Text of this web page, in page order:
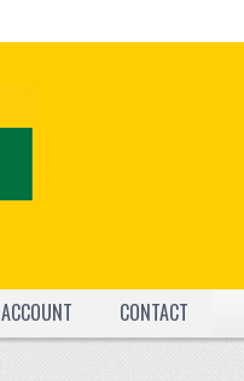
ACCOUNT CONTACT